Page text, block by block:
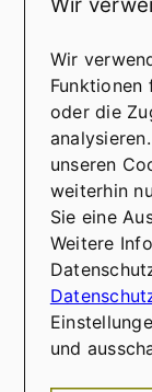
richtige
In jedem
Umzug im
unterstützen
komfortabel
Mehr
Wir
Wir
Funktionen
oder die
unseren
weiterhin
Sie eine
Weitere
und